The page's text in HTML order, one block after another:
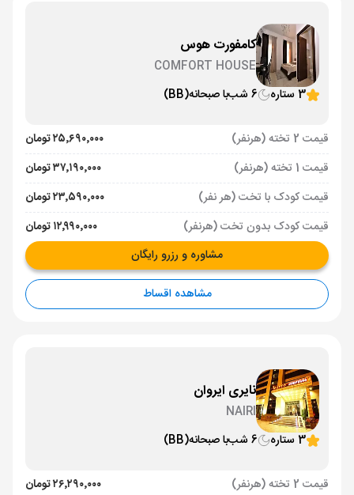
کامفورت هوس
COMFORT HOUSE
3 ستاره
6 شب با صبحانه(BB)
قیمت 2 تخته (هرنفر)
۲۵٬۶۹۰٬۰۰۰ تومان
قیمت 1 تخته (هرنفر)
۳۷٬۱۹۰٬۰۰۰ تومان
قیمت کودک با تخت (هر نفر)
۲۳٬۵۹۰٬۰۰۰ تومان
قیمت کودک بدون تخت (هرنفر)
۱۲٬۹۹۰٬۰۰۰ تومان
مشاوره و رزرو رایگان
مشاهده اقساط
نایری ایروان
NAIRI
3 ستاره
6 شب با صبحانه(BB)
قیمت 2 تخته (هرنفر)
۲۶٬۲۹۰٬۰۰۰ تومان